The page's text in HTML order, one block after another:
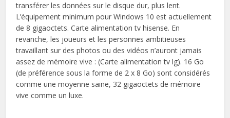
transférer les données sur le disque dur, plus lent.
L’équipement minimum pour Windows 10 est actuellement
de 8 gigaoctets. Carte alimentation tv hisense. En
revanche, les joueurs et les personnes ambitieuses
travaillant sur des photos ou des vidéos n’auront jamais
assez de mémoire vive : (Carte alimentation tv lg). 16 Go
(de préférence sous la forme de 2 x 8 Go) sont considérés
comme une moyenne saine, 32 gigaoctets de mémoire
vive comme un luxe.